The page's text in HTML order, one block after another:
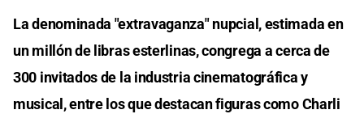
La denominada "extravaganza" nupcial, estimada en
un millón de libras esterlinas, congrega a cerca de
300 invitados de la industria cinematográfica y
musical, entre los que destacan figuras como Charli